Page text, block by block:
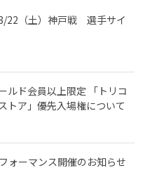
22（土）神戸戦 選手サイ
ルド会員以上限定 「トリコ
トア」優先入場権について
ォーマンス開催のお知らせ